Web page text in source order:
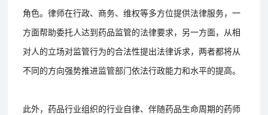
角色。律师在行政、商务、维权等多方位提供法律服务，一
方面帮助委托人达到药品监管的法律要求，另一方面，从相
对人的立场对监管行为的合法性提出法律诉求，两者都将从
不同的方向强势推进监管部门依法行政能力和水平的提高。
此外，药品行业组织的行业自律、伴随药品生命周期的药师